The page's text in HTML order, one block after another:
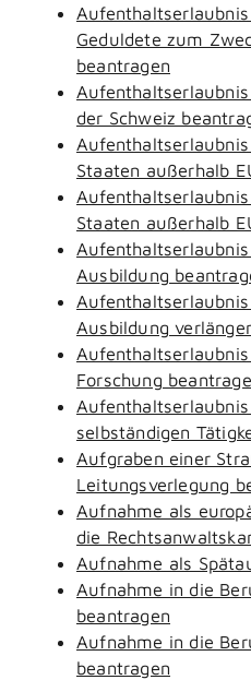
Geduldete zum
beantragen
der Schweiz
Staaten außerhalb
Staaten außerhalb
Ausbildung
Ausbildung
Forschung
selbständigen
Aufgraben einer
Leitungsverlegung
Aufnahme als
die
Aufnahme als
Aufnahme in die
beantragen
Aufnahme in die
beantragen